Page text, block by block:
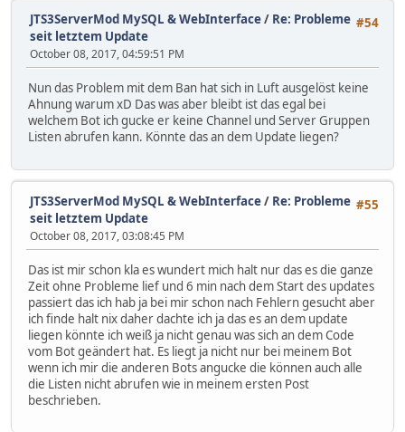
#54
JTS3ServerMod MySQL & WebInterface/ Re: Probleme
seit letztem Update
October 08, 2017, 04:59:51 PM
Nun das Problem mit dem Ban hat sich in Luft ausgelöst keine
Ahnung warum xD Das was aber bleibt ist das egal bei
welchem Bot ich gucke er keine Channel und Server Gruppen
Listen abrufen kann. Könnte das an dem Update liegen?
#55
JTS3ServerMod MySQL & WebInterface/ Re: Probleme
seit letztem Update
October 08, 2017, 03:08:45 PM
Das ist mir schon kla es wundert mich halt nur das es die ganze
Zeit ohne Probleme lief und 6 min nach dem Start des updates
passiert das ich hab ja bei mir schon nach Fehlern gesucht aber
ich finde halt nix daher dachte ich ja das es an dem update
liegen könnte ich weiß ja nicht genau was sich an dem Code
vom Bot geändert hat. Es liegt ja nicht nur bei meinem Bot
wenn ich mir die anderen Bots angucke die können auch alle
die Listen nicht abrufen wie in meinem ersten Post
beschrieben.